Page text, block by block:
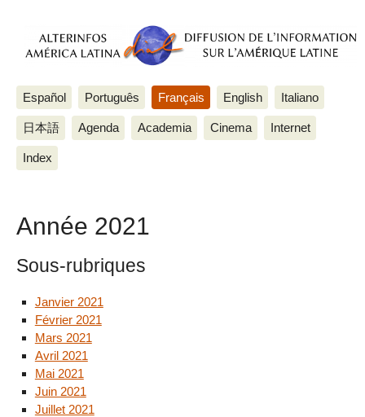
Español Português Français English Italiano
日本語 Agenda Academia Cinema Internet
Index
Année 2021
Sous-rubriques
Janvier 2021
Février 2021
Mars 2021
Avril 2021
Mai 2021
Juin 2021
Juillet 2021